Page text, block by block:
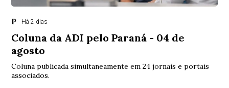
P Há 2 dias
Coluna da ADI pelo Paraná - 04 de
agosto
Coluna publicada simultaneamente em 24 jornais e portais
associados.